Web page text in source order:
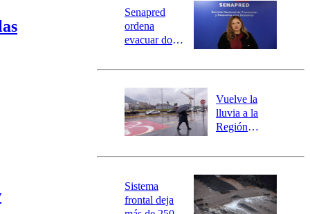
Universidad de Chile
Sustentabilidad
Senapred
ordena
evacuar dos
Carahue por
río Damas:
activa
mensajería
SAE
Vuelve la
lluvia a la
Región
este es el
la DMC para
este viernes
Sistema
frontal deja